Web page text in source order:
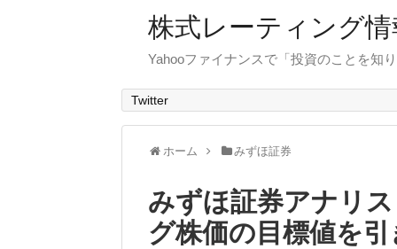
株式レーティング
Yahooファイナンスで「投資のことを知
Twitter
ホーム みずほ証券
みずほ証券アナリ
グ株価の目標値を